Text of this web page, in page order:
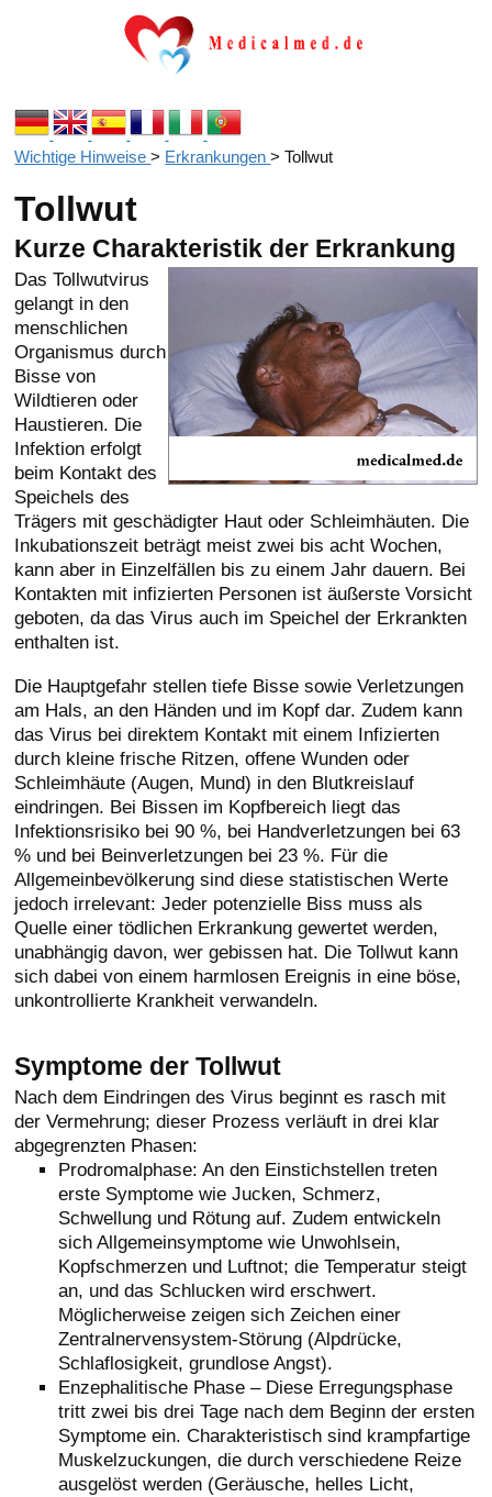
Wichtige Hinweise> Erkrankungen>Tollwut
Tollwut
Kurze Charakteristik der Erkrankung
Das Tollwutvirus
gelangt in den
menschlichen
Organismus durch
Bisse von
Wildtieren oder
Haustieren. Die
Infektion erfolgt
beim Kontakt des
Speichels des
Trägers mit geschädigter Haut oder Schleimhäuten. Die
Inkubationszeit beträgt meist zwei bis acht Wochen,
kann aber in Einzelfällen bis zu einem Jahr dauern. Bei
Kontakten mit infizierten Personen ist äußerste Vorsicht
geboten, da das Virus auch im Speichel der Erkrankten
enthalten ist.
Die Hauptgefahr stellen tiefe Bisse sowie Verletzungen
am Hals, an den Händen und im Kopf dar. Zudem kann
das Virus bei direktem Kontakt mit einem Infizierten
durch kleine frische Ritzen, offene Wunden oder
Schleimhäute (Augen, Mund) in den Blutkreislauf
eindringen. Bei Bissen im Kopfbereich liegt das
Infektionsrisiko bei 90 %, bei Handverletzungen bei 63
% und bei Beinverletzungen bei 23 %. Für die
Allgemeinbevölkerung sind diese statistischen Werte
jedoch irrelevant: Jeder potenzielle Biss muss als
Quelle einer tödlichen Erkrankung gewertet werden,
unabhängig davon, wer gebissen hat. Die Tollwut kann
sich dabei von einem harmlosen Ereignis in eine böse,
unkontrollierte Krankheit verwandeln.
Symptome der Tollwut
Nach dem Eindringen des Virus beginnt es rasch mit
der Vermehrung; dieser Prozess verläuft in drei klar
abgegrenzten Phasen:
Prodromalphase: An den Einstichstellen treten
erste Symptome wie Jucken, Schmerz,
Schwellung und Rötung auf. Zudem entwickeln
sich Allgemeinsymptome wie Unwohlsein,
Kopfschmerzen und Luftnot; die Temperatur steigt
an, und das Schlucken wird erschwert.
Möglicherweise zeigen sich Zeichen einer
Zentralnervensystem-Störung (Alpdrücke,
Schlaflosigkeit, grundlose Angst).
Enzephalitische Phase – Diese Erregungsphase
tritt zwei bis drei Tage nach dem Beginn der ersten
Symptome ein. Charakteristisch sind krampfartige
Muskelzuckungen, die durch verschiedene Reize
ausgelöst werden (Geräusche, helles Licht,